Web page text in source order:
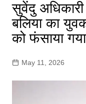
सुवेंदु
बलिया का
को फंसाया गया
May 11, 2026